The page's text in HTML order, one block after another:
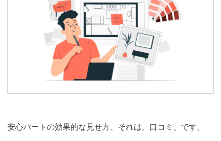
安心パートの効果的な見せ方、それは、口コミ、です。